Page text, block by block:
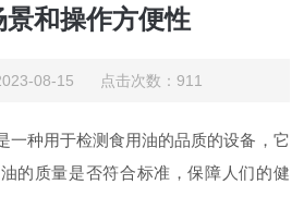
景和操作方便性
08-15 点击次数：911
种用于检测食用油的品质的设备，它
的质量是否符合标准，保障人们的健